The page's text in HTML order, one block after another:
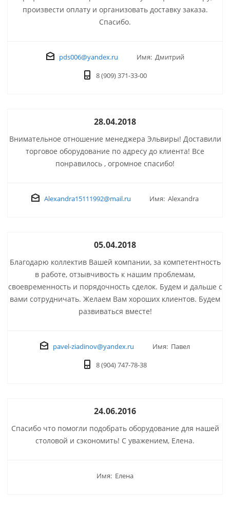
произвести оплату и организовать доставку заказа.
Спасибо.
pds006@yandex.ru
Имя: Дмитрий
8 (909) 371-33-00
28.04.2018
Внимательное отношение менеджера Эльвиры! Доставили
торговое оборудование по адресу до клиента! Все
понравилось , огромное спасибо!
Alexandra15111992@mail.ru Имя: Alexandra
05.04.2018
Благодарю коллектив Вашей компании, за компетентность
в работе, отзывчивость к нашим проблемам,
своевременность и порядочность сделок. Будем и дальше с
вами сотрудничать. Желаем Вам хороших клиентов. Будем
развиваться вместе!
pavel-ziadinov@yandex.ru
Имя: Павел
8 (904) 747-78-38
24.06.2016
Спасибо что помогли подобрать оборудование для нашей
столовой и сэкономить! С уважением, Елена.
Имя: Елена